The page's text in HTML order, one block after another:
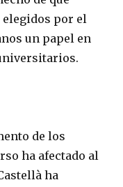
elegidos por el
un papel en
de los
ha afectado al
ha